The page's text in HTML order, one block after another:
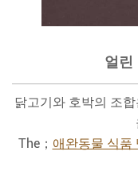
얼린
닭고기와 호박의 조
The； 애완동물 식품